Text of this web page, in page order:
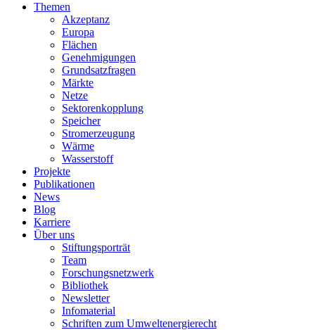
Themen
Akzeptanz
Europa
Flächen
Genehmigungen
Grundsatzfragen
Märkte
Netze
Sektorenkopplung
Speicher
Stromerzeugung
Wärme
Wasserstoff
Projekte
Publikationen
News
Blog
Karriere
Über uns
Stiftungsporträt
Team
Forschungsnetzwerk
Bibliothek
Newsletter
Infomaterial
Schriften zum Umweltenergierecht